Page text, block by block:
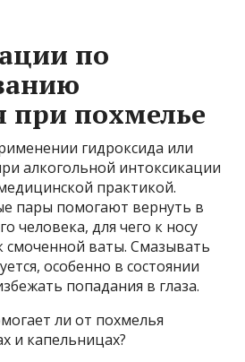
по
похмелье
гидроксида или
алкогольной интоксикации
практикой.
пары помогают вернуть в
человека, для чего к носу
смоченной ваты. Смазывать
особенно в состоянии
попадания в глаза.
ли от похмелья
и капельницах?